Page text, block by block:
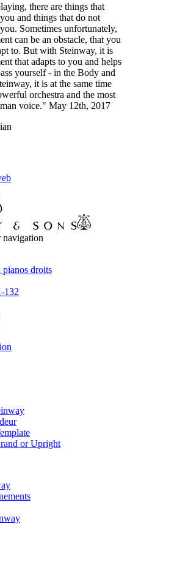
there are things that
and things that do not
Sometimes unfortunately,
can be an obstacle, that you
to. But with Steinway, it is
that adapts to you and helps
yourself - in the Body and
it is at the same time
orchestra and the most
voice." May 12th, 2017
navigation
pianos droits
132
or Upright